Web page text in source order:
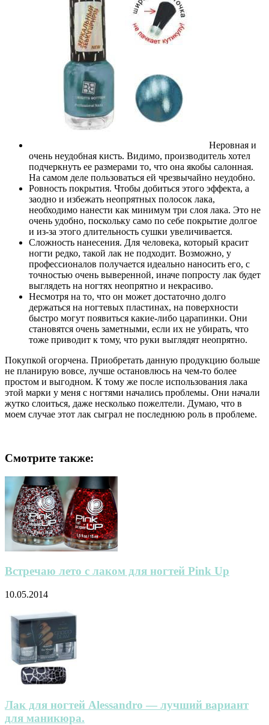
Неровная и
очень неудобная кисть. Видимо, производитель хотел
подчеркнуть ее размерами то, что она якобы салонная.
На самом деле пользоваться ей чрезвычайно неудобно.
Ровность покрытия. Чтобы добиться этого эффекта, а
заодно и избежать неопрятных полосок лака,
необходимо нанести как минимум три слоя лака. Это не
очень удобно, поскольку само по себе покрытие долгое
и из-за этого длительность сушки увеличивается.
Сложность нанесения. Для человека, который красит
ногти редко, такой лак не подходит. Возможно, у
профессионалов получается идеально наносить его, с
точностью очень выверенной, иначе попросту лак будет
выглядеть на ногтях неопрятно и некрасиво.
Несмотря на то, что он может достаточно долго
держаться на ногтевых пластинах, на поверхности
быстро могут появиться какие-либо царапинки. Они
становятся очень заметными, если их не убирать, что
тоже приводит к тому, что руки выглядят неопрятно.
Покупкой огорчена. Приобретать данную продукцию больше
не планирую вовсе, лучше остановлюсь на чем-то более
простом и выгодном. К тому же после использования лака
этой марки у меня с ногтями начались проблемы. Они начали
жутко слоиться, даже несколько пожелтели. Думаю, что в
моем случае этот лак сыграл не последнюю роль в проблеме.
Смотрите также:
Встречаю лето с лаком для ногтей Pink Up
10.05.2014
Лак для ногтей Alessandro — лучший вариант
для маникюра.